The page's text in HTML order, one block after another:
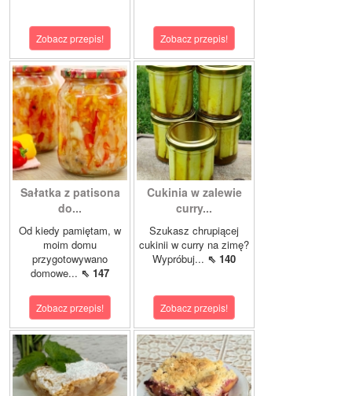
Zobacz przepis! Zobacz przepis!
Sałatka z patisona
do...
Od kiedy pamiętam, w
moim domu
przygotowywano
domowe... ⇖ 147
Zobacz przepis!
Cukinia w zalewie
curry...
Szukasz chrupiącej
cukinii w curry na zimę?
Wypróbuj... ⇖ 140
Zobacz przepis!